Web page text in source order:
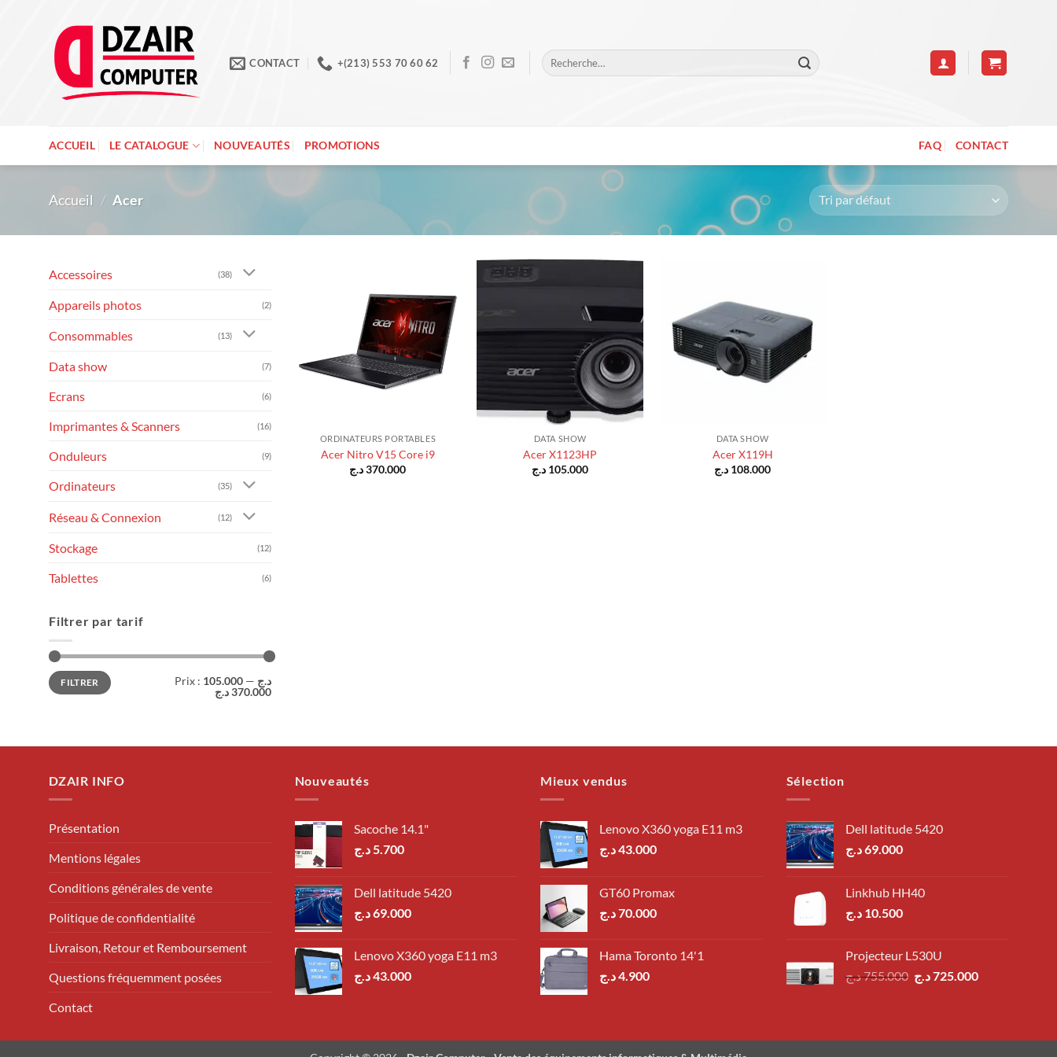
CONTACT +(213) 553 70 60 62
Recherche
pour :
ACCUEIL LE CATALOGUE NOUVEAUTÉS PROMOTIONS FAQ CONTACT
Accueil / Acer
Accessoires (38)
Appareils photos (2)
Consommables (13)
Data show (7)
Ecrans (6)
Imprimantes & Scanners (16)
Onduleurs (9)
Ordinateurs (35)
Réseau & Connexion (12)
Stockage (12)
Tablettes (6)
Filtrer par tarif
Prix
min
Prix
maxFILTRER Prix : 105.000 د.ج —
370.000 د.ج
ORDINATEURS PORTABLES
Acer Nitro V15 Core i9
370.000 د.ج
+
DATA SHOW
Acer X1123HP
105.000 د.ج
DATA SHOW
Acer X119H
108.000 د.ج
DZAIR INFO
Présentation
Mentions légales
Conditions générales de vente
Politique de confidentialité
Livraison, Retour et Remboursement
Questions fréquemment posées
Contact
Nouveautés
Sacoche 14.1"
5.700د.ج
Dell latitude 5420
69.000د.ج
Lenovo X360 yoga E11 m3
43.000د.ج
Mieux vendus
Lenovo X360 yoga E11 m3
43.000د.ج
GT60 Promax
70.000د.ج
Hama Toronto 14'1
4.900د.ج
Sélection
Dell latitude 5420
69.000د.ج
Linkhub HH40
10.500 د.ج
Projecteur L530U
755.000د.ج
Le
755.000 د.ج.
725.000د.ج
Le
725.000 د.ج.